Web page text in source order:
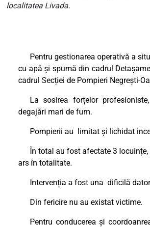
localitatea Livada.
Pentru gestionarea operativă a
cu apă și spumă din cadrul
cadrul Secției de Pompieri Negrești-
La sosirea forțelor
degajări mari de fum.
Pompierii au limitat și lichidat
În total au fost afectate 3 locuințe,
ars în totalitate.
Intervenția a fost una dificilă
Din fericire nu au existat victime.
Pentru conducerea și